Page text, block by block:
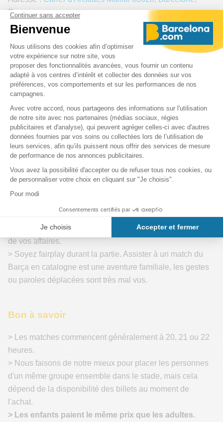
Espagne
Comment s'y rendre en transports en commun ?
Lignes de bus : 7, 15, 43, 67, 68, 74, 75, L12, L50, L60,
L62.
Métro : ligne 3 ( descendre à Maria Cristina ou à Les Corts
) et ligne 5 ( descendre à Collblanc ou à Badal )
Le
bus touristique Barcelone
vous dépose devant le stade
Nos conseils pour profiter d'un
match du FC Barcelone
> Rendez-vous au Spotify Camp Nouau moins une heure
avant le match.
stade afin de connaître votre entrée dans le stade.
> Préparez vos tickets à l’entrée et facilitez les contrôles
de vos affaires.
> Soyez fairplay durant la partie. Assister à un match du
Barça en catalogne est une aventure familiale, les gestes
ou paroles déplacées sont très mal vus.
Bon à savoir
> Les matches commencent généralement à 20, 21 ou 22
heures.
> Nous faisons de notre mieux pour placer les personnes
d'un même groupe ensemble dans le stade, mais cela
dépend de la disponibilité des billets au moment de
l'achat.
> Les enfants paient le même prix que les adultes.